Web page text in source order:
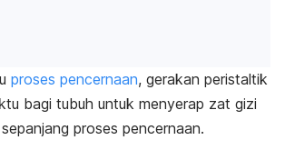
proses pencernaan, gerakan peristaltik
bagi tubuh untuk menyerap zat gizi
proses pencernaan.